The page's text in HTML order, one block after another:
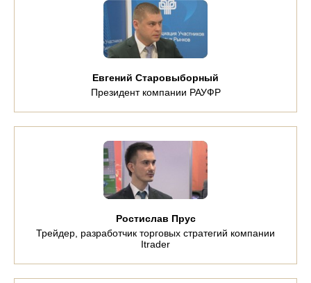
Евгений Старовыборный
Президент компании РАУФР
Ростислав Прус
Трейдер, разработчик торговых стратегий компании
Itrader